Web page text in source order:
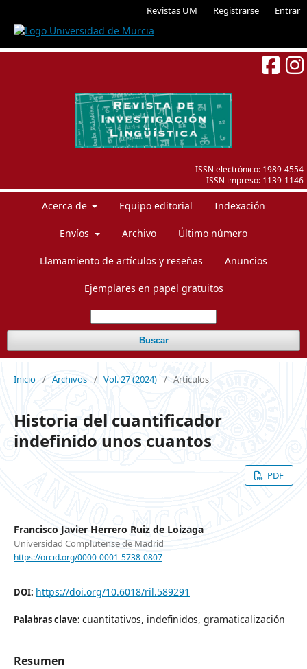
Revistas UM Registrarse Entrar
ISSN electrónico: 1989-4554
ISSN impreso: 1139-1146
Acerca de Equipo editorial Indexación
Envíos Archivo Último número
Llamamiento de artículos y reseñas Anuncios
Ejemplares en papel gratuitos
Buscar
Inicio / Archivos / Vol. 27 (2024) / Artículos
Historia del cuantificador
indefinido unos cuantos
PDF
Francisco Javier Herrero Ruiz de Loizaga
Universidad Complutense de Madrid
https://orcid.org/0000-0001-5738-0807
DOI: https://doi.org/10.6018/ril.589291
Palabras clave: cuantitativos, indefinidos, gramaticalización
Resumen